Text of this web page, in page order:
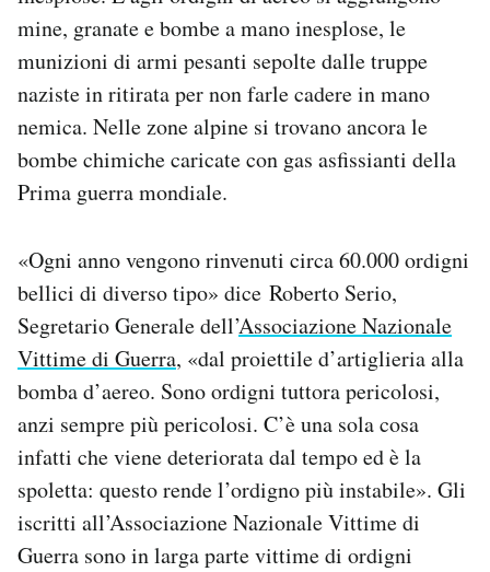
mine, granate e bombe a mano inesplose, le
munizioni di armi pesanti sepolte dalle truppe
naziste in ritirata per non farle cadere in mano
nemica. Nelle zone alpine si trovano ancora le
bombe chimiche caricate con gas asfissianti della
Prima guerra mondiale.
«Ogni anno vengono rinvenuti circa 60.000 ordigni
bellici di diverso tipo» dice Roberto Serio,
Segretario Generale dell’Associazione Nazionale
Vittime di Guerra, «dal proiettile d’artiglieria alla
bomba d’aereo. Sono ordigni tuttora pericolosi,
anzi sempre più pericolosi. C’è una sola cosa
infatti che viene deteriorata dal tempo ed è la
spoletta: questo rende l’ordigno più instabile». Gli
iscritti all’Associazione Nazionale Vittime di
Guerra sono in larga parte vittime di ordigni